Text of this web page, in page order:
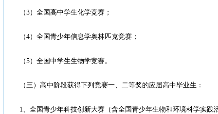
（3）全国高中学生化学竞赛；
（4）全国青少年信息学奥林匹克竞赛；
（5）全国中学生生物学竞赛。
（三）高中阶段获得下列竞赛一、二等奖的应届高中毕业生：
1、全国青少年科技创新大赛（含全国青少年生物和环境科学实践